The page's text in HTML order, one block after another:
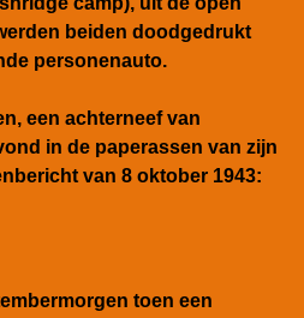
beiden doodgedrukt
personenauto.
een achterneef van
in de paperassen van zijn
van 8 oktober 1943:
toen een